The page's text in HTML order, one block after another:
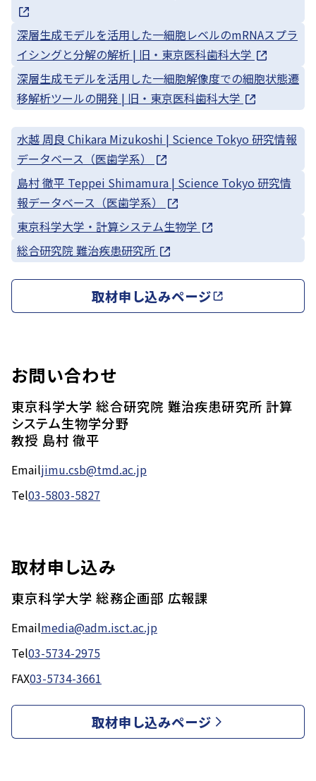
深層生成モデルを活用した一細胞レベルのmRNAスプラ
イシングと分解の解析 | 旧・東京医科歯科大学
深層生成モデルを活用した一細胞解像度での細胞状態遷
移解析ツールの開発 | 旧・東京医科歯科大学
水越 周良 Chikara Mizukoshi | Science Tokyo 研究情報
データベース（医歯学系）
島村 徹平 Teppei Shimamura | Science Tokyo 研究情
報データベース（医歯学系）
東京科学大学・計算システム生物学
総合研究院 難治疾患研究所
取材申し込みページ
お問い合わせ
東京科学大学 総合研究院 難治疾患研究所 計算
システム生物学分野
教授 島村 徹平
Emailjimu.csb@tmd.ac.jp
Tel03-5803-5827
取材申し込み
東京科学大学 総務企画部 広報課
Emailmedia@adm.isct.ac.jp
Tel03-5734-2975
FAX03-5734-3661
取材申し込みページ